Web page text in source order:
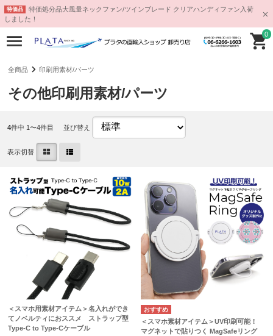
特価品
特価処分品大風量ネックファン/ツインブレード クリアハンディファン入荷
しました！
0
全商品 印刷用素材/パーツ
その他印刷用素材/パーツ
4件中 1〜4件目 並び替え
表示切替
＜スマホ用素材アイテム＞名入れができ
てノベルティにおススメ ストラップ型
Type-C to Type-Cケーブル
＜スマホ素材アイテム＞UV印刷可能！
マグネットで貼りつく MagSafeリング